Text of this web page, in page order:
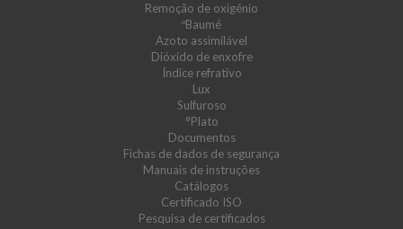
Remoção de oxigénio
ºBaumé
Azoto assimilável
Dióxido de enxofre
Índice refrativo
Lux
Sulfuroso
°Plato
Documentos
Fichas de dados de segurança
Manuais de instruções
Catálogos
Certificado ISO
Pesquisa de certificados